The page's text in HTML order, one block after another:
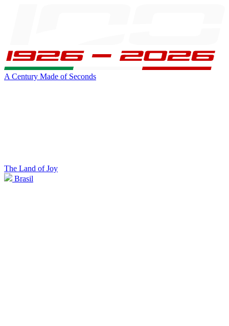
A Century Made of Seconds
The Land of Joy
Brasil